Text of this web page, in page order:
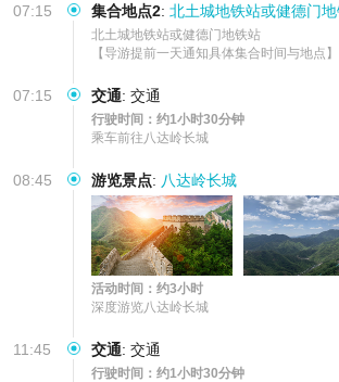
07:15 集合地点2: 北土城地铁站或健德门
北土城地铁站或健德门地铁站
【导游提前一天通知具体集合时间与地点】
07:15 交通: 交通
行驶时间：约1小时30分钟
乘车前往八达岭长城
08:45 游览景点: 八达岭长城
活动时间：约3小时
深度游览八达岭长城
11:45 交通: 交通
行驶时间：约1小时30分钟